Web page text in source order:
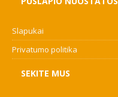
Slapukai
Privatumo politika
SEKITE MUS